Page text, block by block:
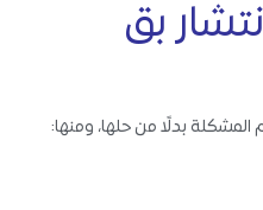
بق
بدلًا من حلها، ومنها: